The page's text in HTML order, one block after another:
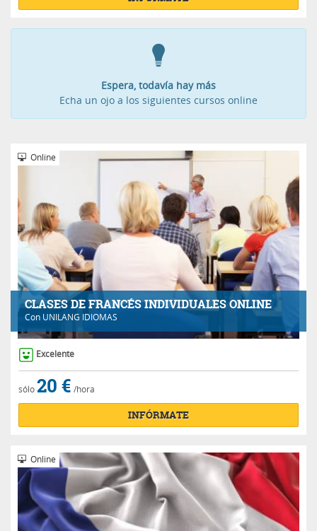
Espera, todavía hay más
Echa un ojo a los siguientes cursos online
CLASES DE FRANCÉS INDIVIDUALES ONLINE
Con UNILANG IDIOMAS
Online
Excelente
sólo20 € /hora
INFÓRMATE
Online